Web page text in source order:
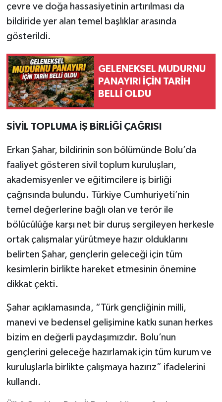
çevre ve doğa hassasiyetinin artırılması da
bildiride yer alan temel başlıklar arasında
gösterildi.
GELENEKSEL MUDURNU
PANAYIRI İÇİN TARİH
BELLİ OLDU
SİVİL TOPLUMA İŞ BİRLİĞİ ÇAĞRISI
Erkan Şahar, bildirinin son bölümünde Bolu’da
faaliyet gösteren sivil toplum kuruluşları,
akademisyenler ve eğitimcilere iş birliği
çağrısında bulundu. Türkiye Cumhuriyeti’nin
temel değerlerine bağlı olan ve terör ile
bölücülüğe karşı net bir duruş sergileyen herkesle
ortak çalışmalar yürütmeye hazır olduklarını
belirten Şahar, gençlerin geleceği için tüm
kesimlerin birlikte hareket etmesinin önemine
dikkat çekti.
Şahar açıklamasında, “Türk gençliğinin milli,
manevi ve bedensel gelişimine katkı sunan herkes
bizim en değerli paydaşımızdır. Bolu’nun
gençlerini geleceğe hazırlamak için tüm kurum ve
kuruluşlarla birlikte çalışmaya hazırız” ifadelerini
kullandı.